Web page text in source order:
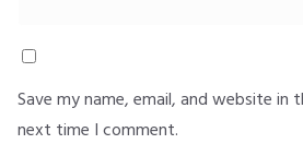
Save my name, email, and website in
next time I comment.